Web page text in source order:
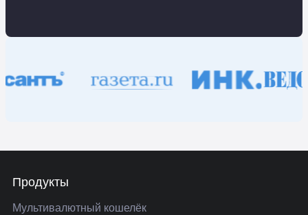
Продукты
Мультивалютный кошелёк